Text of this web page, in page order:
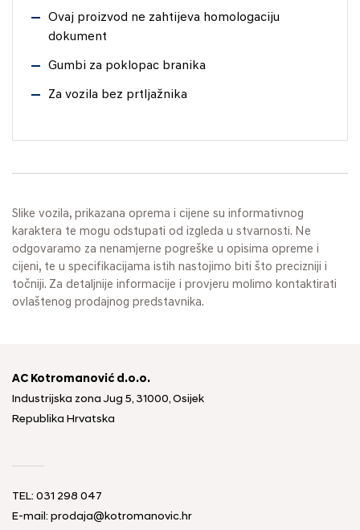
Ovaj proizvod ne zahtijeva homologaciju
dokument
Gumbi za poklopac branika
Za vozila bez prtljažnika
Slike vozila, prikazana oprema i cijene su informativnog
karaktera te mogu odstupati od izgleda u stvarnosti. Ne
odgovaramo za nenamjerne pogreške u opisima opreme i
cijeni, te u specifikacijama istih nastojimo biti što precizniji i
točniji. Za detaljnije informacije i provjeru molimo kontaktirati
ovlaštenog prodajnog predstavnika.
AC Kotromanović d.o.o.
Industrijska zona Jug 5, 31000, Osijek
Republika Hrvatska
TEL: 031 298 047
E-mail: prodaja@kotromanovic.hr